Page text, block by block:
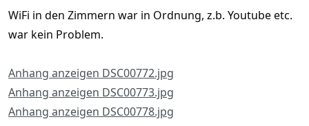
WiFi in den Zimmern war in Ordnung, z.b. Youtube etc.
war kein Problem.
Anhang anzeigen DSC00772.jpg
Anhang anzeigen DSC00773.jpg
Anhang anzeigen DSC00778.jpg